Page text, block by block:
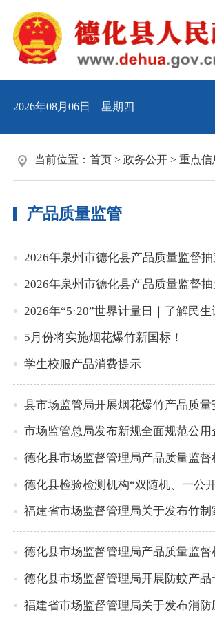
2026年08月06日 星期四
当前位置： 首页 > 政务公开 > 重点信
产品质量监管
2026年泉州市德化县产品质量监督
2026年泉州市德化县产品质量监督
2026年“5·20”世界计量日｜了解民
5月份将实施烟花爆竹新国标！
学生校服产品消费提示
县市场监管局开展烟花爆竹产品质量
市场监管总局发布新规全面规范公用
德化县市场监督管理局产品质量监督
德化县检验检测机构“双随机、一公
福建省市场监督管理局关于发布竹
德化县市场监督管理局产品质量监督
德化县市场监督管理局开展防蚊产品
福建省市场监督管理局关于发布消